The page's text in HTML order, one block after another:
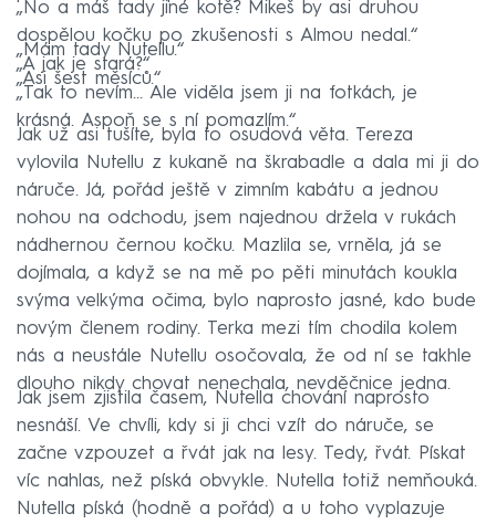
„No a máš tady jiné kotě? Mikeš by asi druhou
dospělou kočku po zkušenosti s Almou nedal.“
„Mám tady Nutellu.“
„A jak je stará?“
„Asi šest měsíců.“
„Tak to nevím… Ale viděla jsem ji na fotkách, je
krásná. Aspoň se s ní pomazlím.“
Jak už asi tušíte, byla to osudová věta. Tereza
vylovila Nutellu z kukaně na škrabadle a dala mi ji do
náruče. Já, pořád ještě v zimním kabátu a jednou
nohou na odchodu, jsem najednou držela v rukách
nádhernou černou kočku. Mazlila se, vrněla, já se
dojímala, a když se na mě po pěti minutách koukla
svýma velkýma očima, bylo naprosto jasné, kdo bude
novým členem rodiny. Terka mezi tím chodila kolem
nás a neustále Nutellu osočovala, že od ní se takhle
dlouho nikdy chovat nenechala, nevděčnice jedna.
Jak jsem zjistila časem, Nutella chování naprosto
nesnáší. Ve chvíli, kdy si ji chci vzít do náruče, se
začne vzpouzet a řvát jak na lesy. Tedy, řvát. Pískat
víc nahlas, než píská obvykle. Nutella totiž nemňouká.
Nutella píská (hodně a pořád) a u toho vyplazuje